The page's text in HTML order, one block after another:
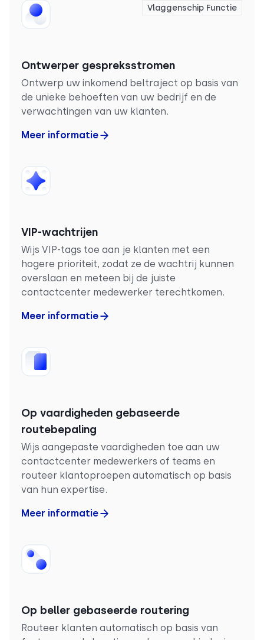
Vlaggenschip Functie
Ontwerper gespreksstromen
Ontwerp uw inkomend beltraject op basis van
de unieke behoeften van uw bedrijf en de
verwachtingen van uw klanten.
Meer informatie
VIP-wachtrijen
Wijs VIP-tags toe aan je klanten met een
hogere prioriteit, zodat ze de wachtrij kunnen
overslaan en meteen bij de juiste
contactcenter medewerker terechtkomen.
Meer informatie
Op vaardigheden gebaseerde
routebepaling
Wijs aangepaste vaardigheden toe aan uw
contactcenter medewerkers of teams en
routeer klantoproepen automatisch op basis
van hun expertise.
Meer informatie
Op beller gebaseerde routering
Routeer klanten automatisch op basis van